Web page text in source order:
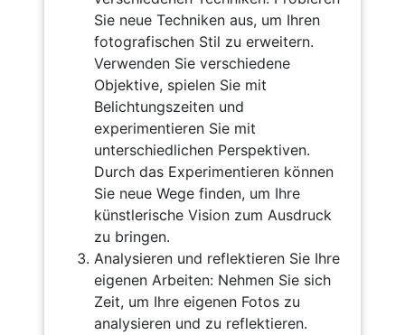
Sie neue Techniken aus, um Ihren
fotografischen Stil zu erweitern.
Verwenden Sie verschiedene
Objektive, spielen Sie mit
Belichtungszeiten und
experimentieren Sie mit
unterschiedlichen Perspektiven.
Durch das Experimentieren können
Sie neue Wege finden, um Ihre
künstlerische Vision zum Ausdruck
zu bringen.
Analysieren und reflektieren Sie Ihre
eigenen Arbeiten: Nehmen Sie sich
Zeit, um Ihre eigenen Fotos zu
analysieren und zu reflektieren.